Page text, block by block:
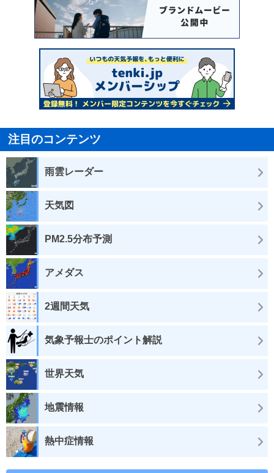
注目のコンテンツ
雨雲レーダー
天気図
PM2.5分布予測
アメダス
2週間天気
気象予報士のポイント解説
世界天気
地震情報
熱中症情報